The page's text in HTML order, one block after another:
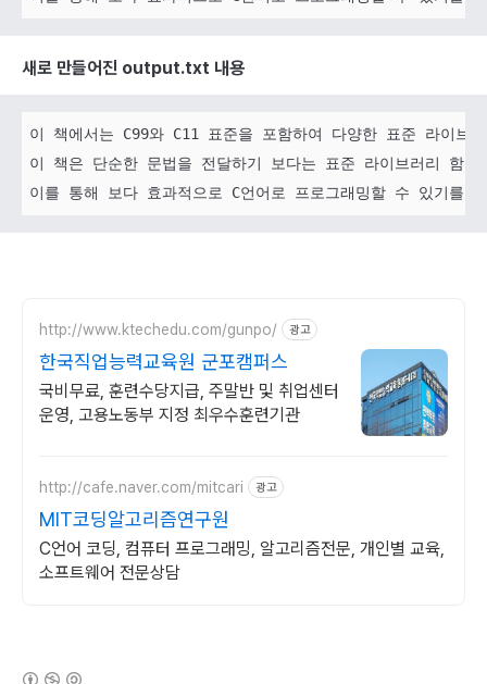
새로 만들어진 output.txt 내용
이 책에서는 C99와 C11 표준을 포함하여 다양한 표준 라이브
이 책은 단순한 문법을 전달하기 보다는 표준 라이브러리 함
이를 통해 보다 효과적으로 C언어로 프로그래밍할 수 있기를
http://www.ktechedu.com/gunpo/ 광고
한국직업능력교육원 군포캠퍼스
국비무료, 훈련수당지급, 주말반 및 취업센터
운영, 고용노동부 지정 최우수훈련기관
http://cafe.naver.com/mitcari 광고
MIT코딩알고리즘연구원
C언어 코딩, 컴퓨터 프로그래밍, 알고리즘전문, 개인별 교육,
소프트웨어 전문상담